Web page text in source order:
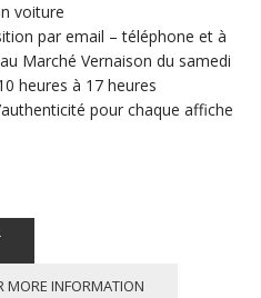
voiture
par email – téléphone et à
Marché Vernaison du samedi
heures à 17 heures
pour chaque affiche
MORE INFORMATION